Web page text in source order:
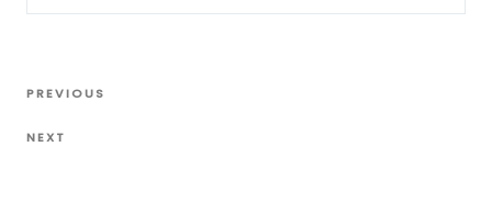
Navigace
příspěvek
Previous
PREVIOUS
Next
NEXT